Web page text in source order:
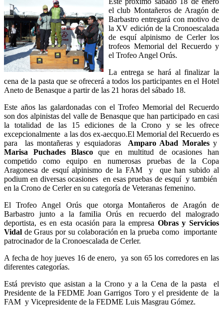
el club Montañeros de Aragón de
Barbastro entregará con motivo de
la XV edición de la Cronoescalada
de esquí alpinismo de Cerler los
trofeos Memorial del Recuerdo y
el Trofeo Angel Orús.
La entrega se hará al finalizar la
cena de la pasta que se ofrecerá a todos los participantes en el Hotel
Aneto de Benasque a partir de las 21 horas del sábado 18.
Este años las galardonadas con el Trofeo Memorial del Recuerdo
son dos alpinistas del valle de Benasque que han participado en casi
la totalidad de las 15 ediciones de la Crono y se les ofrece
excepcionalmente a las dos ex-aecquo.El Memorial del Recuerdo es
para las montañeras y esquiadoras Amparo Abad Moralesy
Marisa Puchades Blascoque en multitud de ocasiones han
competido como equipo en numerosas pruebas de la Copa
Aragonesa de esquí alpinismo de la FAM y que han subido al
podium en diversas ocasiones en esas pruebas de esquí y también
en la Crono de Cerler en su categoría de Veteranas femenino.
El Trofeo Angel Orús que otorga Montañeros de Aragón de
Barbastro junto a la famiIia Orús en recuerdo del malogrado
deportista, es en esta ocasión para la empresa Obras y Servicios
Vidal de Graus por su colaboración en la prueba como importante
patrocinador de la Cronoescalada de Cerler.
A fecha de hoy jueves 16 de enero, ya son 65 los corredores en las
diferentes categorías.
Está previsto que asistan a la Crono y a la Cena de la pasta el
Presidente de la FEDME Joan Garrigos Toro y el presidente de la
FAM y Vicepresidente de la FEDME Luis Masgrau Gómez.